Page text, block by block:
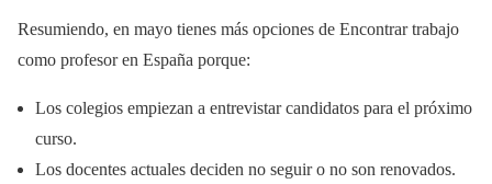
Resumiendo, en mayo tienes más opciones de Encontrar trabajo
como profesor en España porque:
Los colegios empiezan a entrevistar candidatos para el próximo
curso.
Los docentes actuales deciden no seguir o no son renovados.